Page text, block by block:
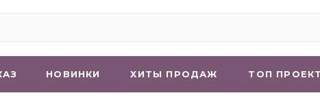
НОВИНКИ ХИТЫ ПРОДАЖ ТОП